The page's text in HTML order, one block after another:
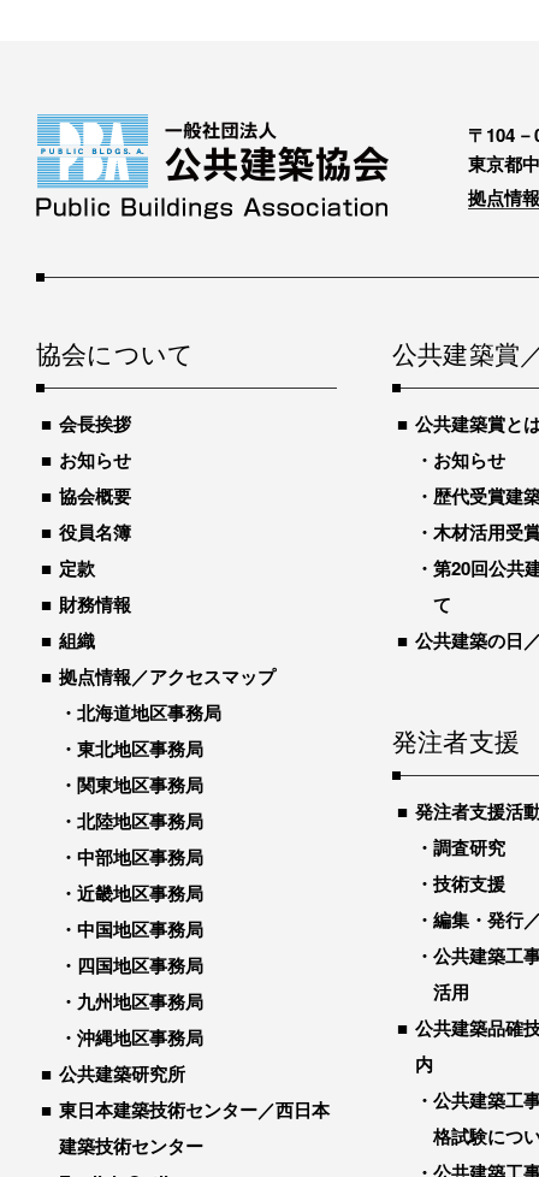
〒104－
東京都
拠点情
協会について
会長挨拶
お知らせ
協会概要
役員名簿
定款
財務情報
組織
拠点情報／アクセスマップ
北海道地区事務局
東北地区事務局
関東地区事務局
北陸地区事務局
中部地区事務局
近畿地区事務局
中国地区事務局
四国地区事務局
九州地区事務局
沖縄地区事務局
公共建築研究所
東日本建築技術センター／西日本
建築技術センター
公共建築賞
公共建築賞と
お知らせ
歴代受賞建
木材活用受
第20回公共
て
公共建築の日
発注者支援
発注者支援活
調査研究
技術支援
編集・発行
公共建築工
活用
公共建築品確
内
公共建築工
格試験につ